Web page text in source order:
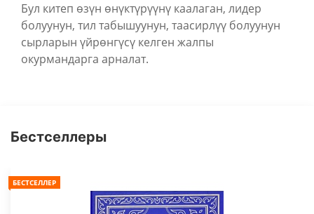
Бул китеп өзүн өнүктүрүүнү каалаган, лидер
болуунун, тил табышуунун, таасирлүү болуунун
сырларын үйрөнгүсү келген жалпы
окурмандарга арналат.
Бестселлеры
БЕСТСЕЛЛЕР